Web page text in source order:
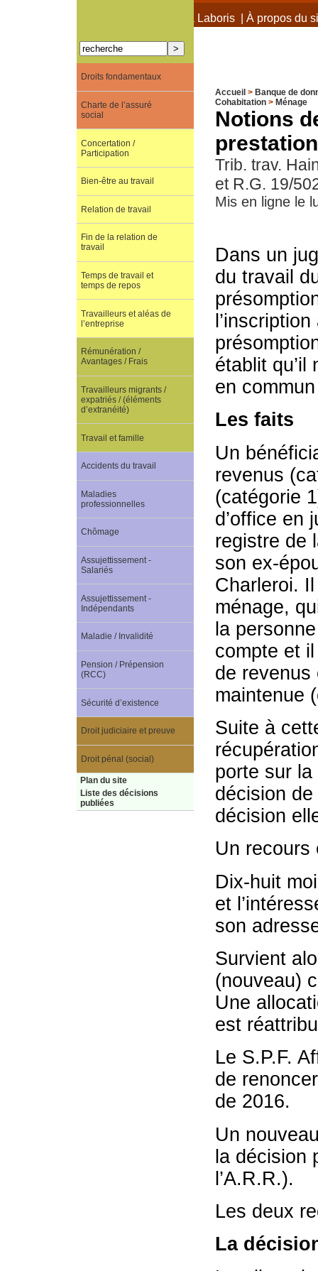
À propos de Terra Laboris| À propos du
Accueil > Banque de
Cohabitation> Ménage
Notions
Trib. trav.
et R.G. 19/
Mis en ligne le
Dans un
du travail
établit qu’il
en
Les faits
Un
revenus
(catégorie
d’office en
registre de
son ex-
Charleroi.
ménage,
la
compte et
de revenus
maintenue
Suite à
porte sur la
décision
décision
Un recours
Dix-huit
et
son
Survient
(nouveau)
Une
est
Le S.P.F.
de
de 2016.
Un
la décision
l’A.R.R.).
Les deux
La
Droits fondamentaux
Charte de l’assuré
social
Concertation /
Participation
Bien-être au travail
Relation de travail
Fin de la relation de
travail
Temps de travail et
temps de repos
Travailleurs et aléas de
l’entreprise
Rémunération /
Avantages / Frais
Travailleurs migrants /
expatriés / (éléments
d’extranéité)
Travail et famille
Accidents du travail
Maladies
professionnelles
Chômage
Assujettissement -
Salariés
Assujettissement -
Indépendants
Maladie / Invalidité
Pension / Prépension
(RCC)
Sécurité d’existence
Droit judiciaire et preuve
Droit pénal (social)
Plan du site
Liste des décisions
publiées